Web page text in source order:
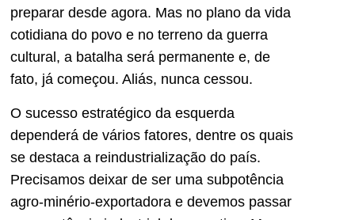
preparar desde agora. Mas no plano da vida
cotidiana do povo e no terreno da guerra
cultural, a batalha será permanente e, de
fato, já começou. Aliás, nunca cessou.
O sucesso estratégico da esquerda
dependerá de vários fatores, dentre os quais
se destaca a reindustrialização do país.
Precisamos deixar de ser uma subpotência
agro-minério-exportadora e devemos passar